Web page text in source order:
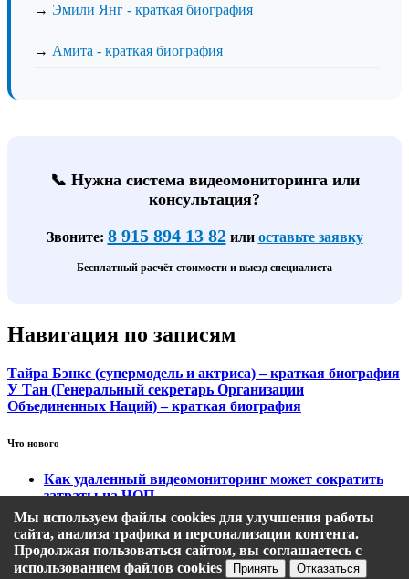
→ Эмили Янг - краткая биография
→ Амита - краткая биография
📞 Нужна система видеомониторинга или
консультация?
Звоните: 8 915 894 13 82или оставьте заявку
Бесплатный расчёт стоимости и выезд специалиста
Навигация по записям
Тайра Бэнкс (супермодель и актриса) – краткая биография
У Тан (Генеральный секретарь Организации
Объединенных Наций) – краткая биография
Что нового
Как удаленный видеомониторинг может сократить
затраты на ЧОП
Тарифы на охранный видеомониторинг
Этапы подключения удаленного видеомониторинга
Кому подходит удаленный видеомониторинг?
Какие задачи решает удаленный видеомониторинг
Мы используем файлы cookies для улучшения работы
сайта, анализа трафика и персонализации контента.
Продолжая пользоваться сайтом, вы соглашаетесь с
использованием файлов cookies
Принять Отказаться